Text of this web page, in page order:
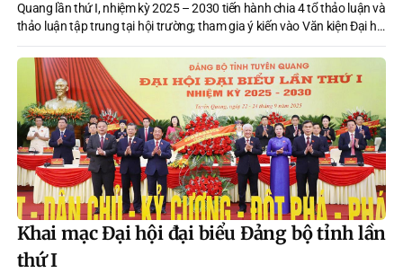
Quang lần thứ I, nhiệm kỳ 2025 – 2030 tiến hành chia 4 tổ thảo luận và
thảo luận tập trung tại hội trường; tham gia ý kiến vào Văn kiện Đại hội
Đảng bộ tỉnh lần thứ I, nhiệm kỳ 2025 - 2030 và Văn kiện Đại hội đại
biểu toàn quốc lần thứ XIV của Đảng.
Khai mạc Đại hội đại biểu Đảng bộ tỉnh lần
thứ I